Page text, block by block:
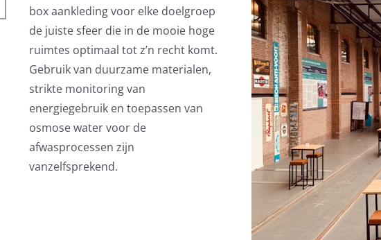
box aankleding voor elke doelgroep
de juiste sfeer die in de mooie hoge
ruimtes optimaal tot z’n recht komt.
Gebruik van duurzame materialen,
strikte monitoring van
energiegebruik en toepassen van
osmose water voor de
afwasprocessen zijn
vanzelfsprekend.